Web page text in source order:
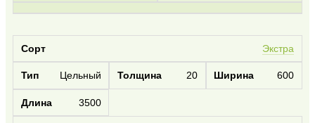
Экстра
Цельный 20 600
3500